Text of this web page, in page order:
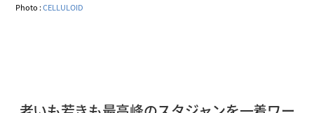
Photo :CELLULOID